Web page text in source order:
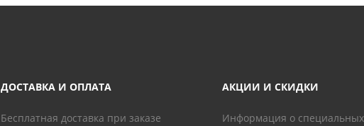
ДОСТАВКА И ОПЛАТА
Бесплатная доставка при заказе
АКЦИИ И СКИДКИ
Информация о специальных